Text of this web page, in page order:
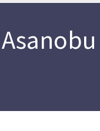
Asanobu